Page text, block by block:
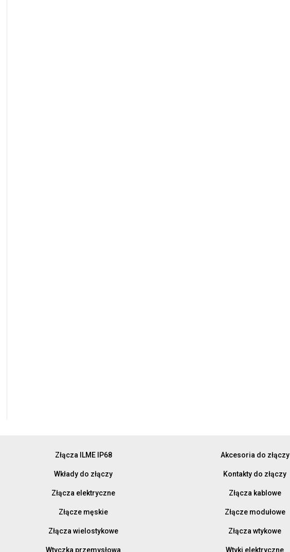
Złącza ILME IP68
Wkłady do złączy
Złącza elektryczne
Złącze męskie
Złącza wielostykowe
Wtyczka przemysłowa
Akcesoria do złączy
Kontakty do złączy
Złącza kablowe
Złącze modułowe
Złącza wtykowe
Wtyki elektryczne